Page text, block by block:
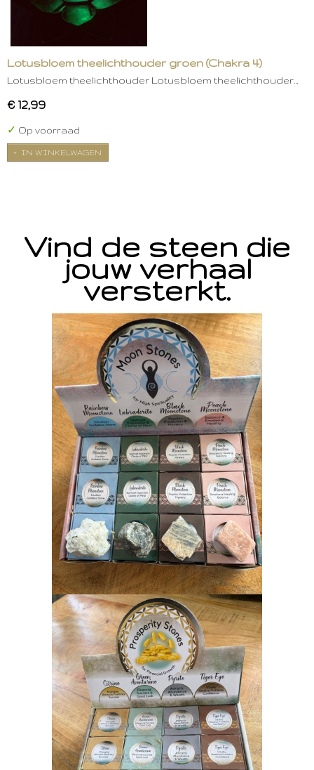
Lotusbloem theelichthouder groen (Chakra 4)
Lotusbloem theelichthouder Lotusbloem theelichthouder…
€ 12,99
✓ Op voorraad
IN WINKELWAGEN
Vind de steen die
jouw verhaal
versterkt.